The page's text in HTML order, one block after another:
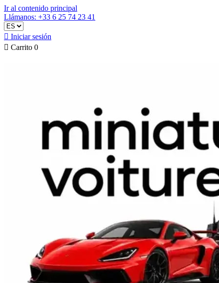
Ir al contenido principal
Llámanos: +33 6 25 74 23 41
 Iniciar sesión
 Carrito 0